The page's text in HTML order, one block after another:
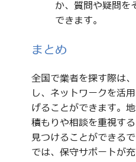
か、質問や疑問を
できます。
まとめ
全国で業者を探す際は
し、ネットワークを活
げることができます。
積もりや相談を重視す
見つけることができる
では、保守サポートが